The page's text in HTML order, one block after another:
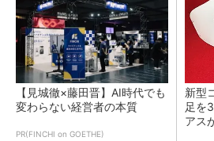
【見城徹×藤田晋】AI時代でも
変わらない経営者の本質
PR(FINCHI on GOETHE)
新型
足を
アス